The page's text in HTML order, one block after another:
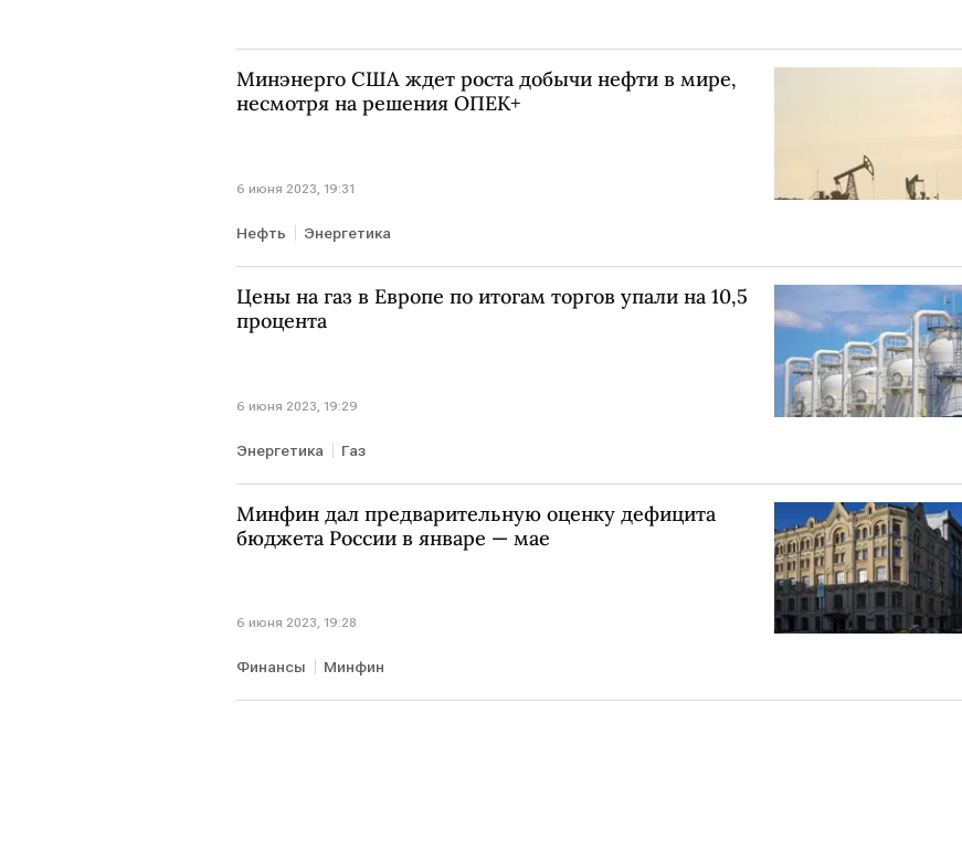
Минэнерго США ждет роста добычи нефти в мире,
несмотря на решения ОПЕК+
6 июня 2023, 19:31
Нефть Энергетика
Цены на газ в Европе по итогам торгов упали на 10,5
процента
6 июня 2023, 19:29
Энергетика Газ
Минфин дал предварительную оценку дефицита
бюджета России в январе — мае
6 июня 2023, 19:28
Финансы Минфин